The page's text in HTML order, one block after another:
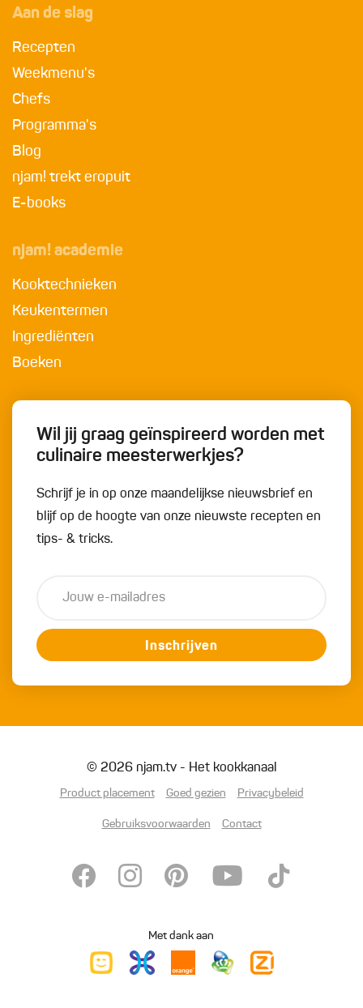
Aan de slag
Recepten
Weekmenu's
Chefs
Programma's
Blog
njam! trekt eropuit
E-books
njam! academie
Kooktechnieken
Keukentermen
Ingrediënten
Boeken
Wil jij graag geïnspireerd worden met
culinaire meesterwerkjes?
Schrijf je in op onze maandelijkse nieuwsbrief en
blijf op de hoogte van onze nieuwste recepten en
tips- & tricks.
Inschrijven
© 2026 njam.tv - Het kookkanaal
Product placement Goed gezien Privacybeleid
Gebruiksvoorwaarden Contact
Met dank aan